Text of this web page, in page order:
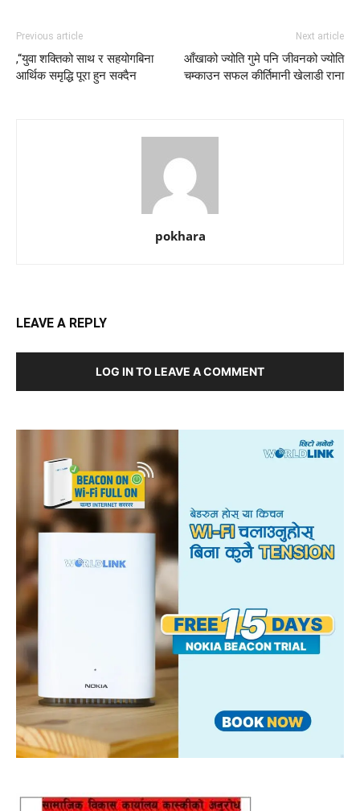
Previous article
,“युवा शक्तिको साथ र सहयोगबिना
आर्थिक समृद्धि पूरा हुन सक्दैन
Next article
आँखाको ज्योति गुमे पनि जीवनको ज्योति
चम्काउन सफल कीर्तिमानी खेलाडी राना
pokhara
LEAVE A REPLY
LOG IN TO LEAVE A COMMENT